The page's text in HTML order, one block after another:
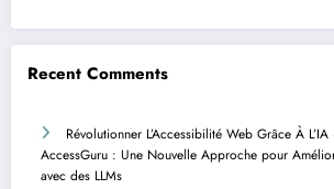
Recent Comments
Révolutionner L’Accessibilité Web Grâce À
AccessGuru : Une Nouvelle Approche pour
avec des LLMs